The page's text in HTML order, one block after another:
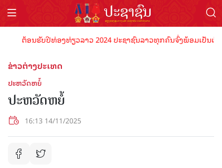
ຕ້ອນຮັບປີທ່ອງທ່ຽວລາວ 2024 ປະຊາຊົນລາວທຸກຄົນຈົ່ງພ້ອມເປັນເຈົ້
ຂ່າວຕ່າງປະເທດ
ປະຫວັດຫຍໍ້
ປະຫວັດຫຍໍ້
16:13 14/11/2025